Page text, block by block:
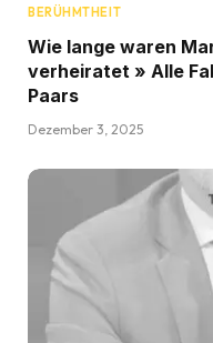
BERÜHMTHEIT
Wie lange waren
verheiratet » Alle
Paars
Dezember 3, 2025